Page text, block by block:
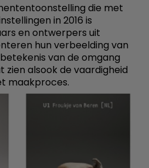
die met
in 2016 is
en ontwerpers uit
hun verbeelding van
van de omgang
alsook de vaardigheid
maakproces.